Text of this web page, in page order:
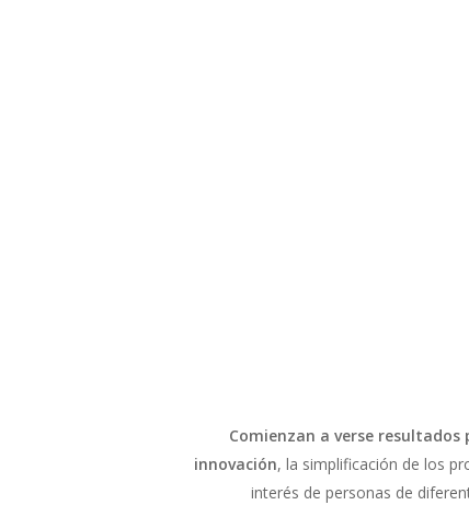
Comienzan a verse
innovación, la simplificación de los
interés de personas de